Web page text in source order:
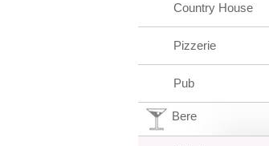
Country House
Pizzerie
Pub
Bere